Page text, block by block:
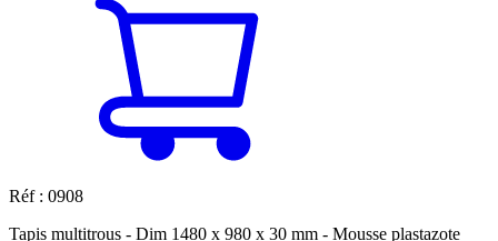
Réf : 0908
Tapis multitrous - Dim 1480 x 980 x 30 mm - Mousse plastazote